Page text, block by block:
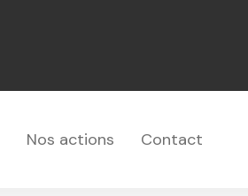
Nos actions Contact